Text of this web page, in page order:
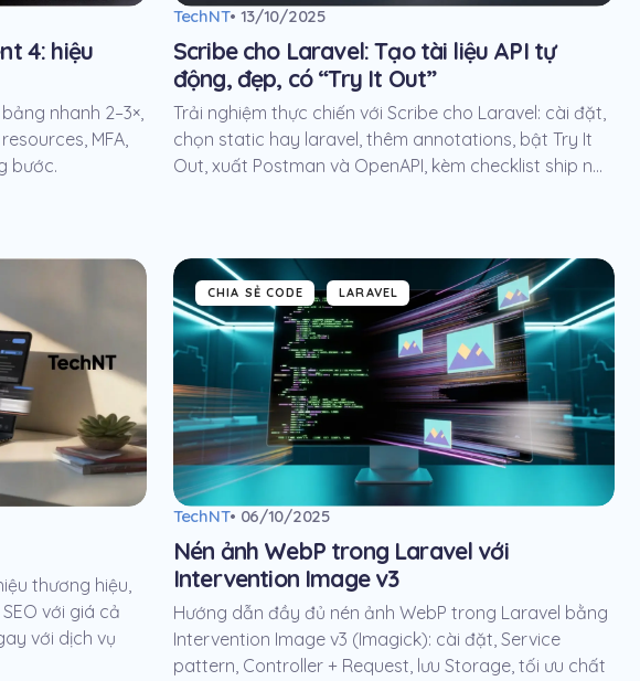
4: hiệu
nhanh 2–3×,
MFA,
bước.
TechNT• 13/10/2025
Scribe cho Laravel: Tạo tài liệu API tự
động, đẹp, có “Try It Out”
Trải nghiệm thực chiến với Scribe cho Laravel: cài đặt,
chọn static hay laravel, thêm annotations, bật Try It
Out, xuất Postman và OpenAPI, kèm checklist ship n...
thương hiệu,
với giá cả
với dịch vụ
CHIA SẺ CODE LARAVEL
TechNT• 06/10/2025
Nén ảnh WebP trong Laravel với
Intervention Image v3
Hướng dẫn đầy đủ nén ảnh WebP trong Laravel bằng
Intervention Image v3 (Imagick): cài đặt, Service
pattern, Controller + Request, lưu Storage, tối ưu chất